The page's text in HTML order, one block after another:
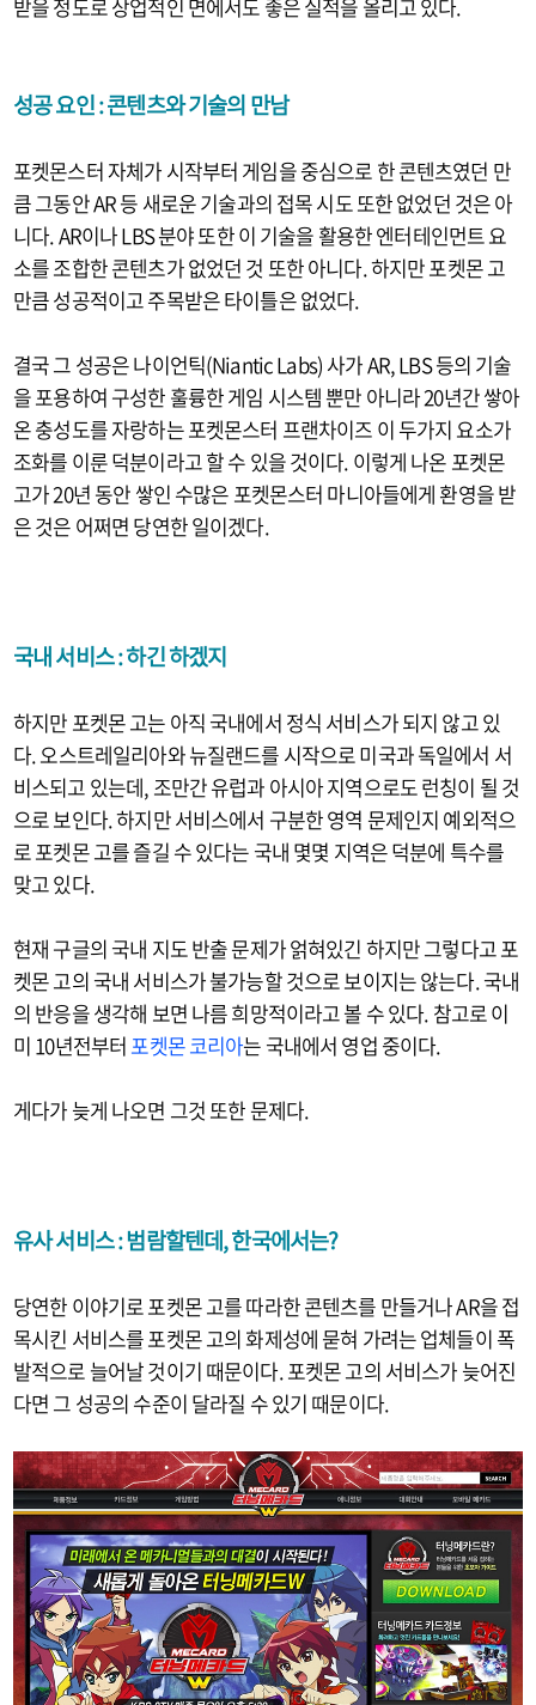
받을 정도로 상업적인 면에서도 좋은 실적을 올리고 있다.
성공 요인 : 콘텐츠와 기술의 만남
포켓몬스터 자체가 시작부터 게임을 중심으로 한 콘텐츠였던 만
큼 그동안 AR 등 새로운 기술과의 접목 시도 또한 없었던 것은 아
니다. AR이나 LBS 분야 또한 이 기술을 활용한 엔터테인먼트 요
소를 조합한 콘텐츠가 없었던 것 또한 아니다. 하지만 포켓몬 고
만큼 성공적이고 주목받은 타이틀은 없었다.
결국 그 성공은 나이언틱(Niantic Labs) 사가 AR, LBS 등의 기술
을 포용하여 구성한 훌륭한 게임 시스템 뿐만 아니라 20년간 쌓아
온 충성도를 자랑하는 포켓몬스터 프랜차이즈 이 두가지 요소가
조화를 이룬 덕분이라고 할 수 있을 것이다. 이렇게 나온 포켓몬
고가 20년 동안 쌓인 수많은 포켓몬스터 마니아들에게 환영을 받
은 것은 어쩌면 당연한 일이겠다.
국내 서비스 : 하긴 하겠지
하지만 포켓몬 고는 아직 국내에서 정식 서비스가 되지 않고 있
다. 오스트레일리아와 뉴질랜드를 시작으로 미국과 독일에서 서
비스되고 있는데, 조만간 유럽과 아시아 지역으로도 런칭이 될 것
으로 보인다. 하지만 서비스에서 구분한 영역 문제인지 예외적으
로 포켓몬 고를 즐길 수 있다는 국내 몇몇 지역은 덕분에 특수를
맞고 있다.
현재 구글의 국내 지도 반출 문제가 얽혀있긴 하지만 그렇다고 포
켓몬 고의 국내 서비스가 불가능할 것으로 보이지는 않는다. 국내
의 반응을 생각해 보면 나름 희망적이라고 볼 수 있다. 참고로 이
미 10년전부터 포켓몬 코리아는 국내에서 영업 중이다.
게다가 늦게 나오면 그것 또한 문제다.
유사 서비스 : 범람할텐데, 한국에서는?
당연한 이야기로 포켓몬 고를 따라한 콘텐츠를 만들거나 AR을 접
목시킨 서비스를 포켓몬 고의 화제성에 묻혀 가려는 업체들이 폭
발적으로 늘어날 것이기 때문이다. 포켓몬 고의 서비스가 늦어진
다면 그 성공의 수준이 달라질 수 있기 때문이다.